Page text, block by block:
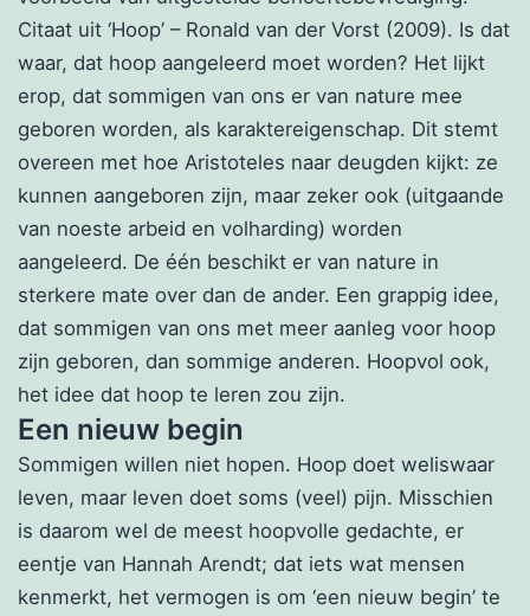
Citaat uit ‘Hoop’ – Ronald van der Vorst (2009). Is dat
waar, dat hoop aangeleerd moet worden? Het lijkt
erop, dat sommigen van ons er van nature mee
geboren worden, als karaktereigenschap. Dit stemt
overeen met hoe Aristoteles naar deugden kijkt: ze
kunnen aangeboren zijn, maar zeker ook (uitgaande
van noeste arbeid en volharding) worden
aangeleerd. De één beschikt er van nature in
sterkere mate over dan de ander. Een grappig idee,
dat sommigen van ons met meer aanleg voor hoop
zijn geboren, dan sommige anderen. Hoopvol ook,
het idee dat hoop te leren zou zijn.
Een nieuw begin
Sommigen willen niet hopen. Hoop doet weliswaar
leven, maar leven doet soms (veel) pijn. Misschien
is daarom wel de meest hoopvolle gedachte, er
eentje van Hannah Arendt; dat iets wat mensen
kenmerkt, het vermogen is om ‘een nieuw begin’ te